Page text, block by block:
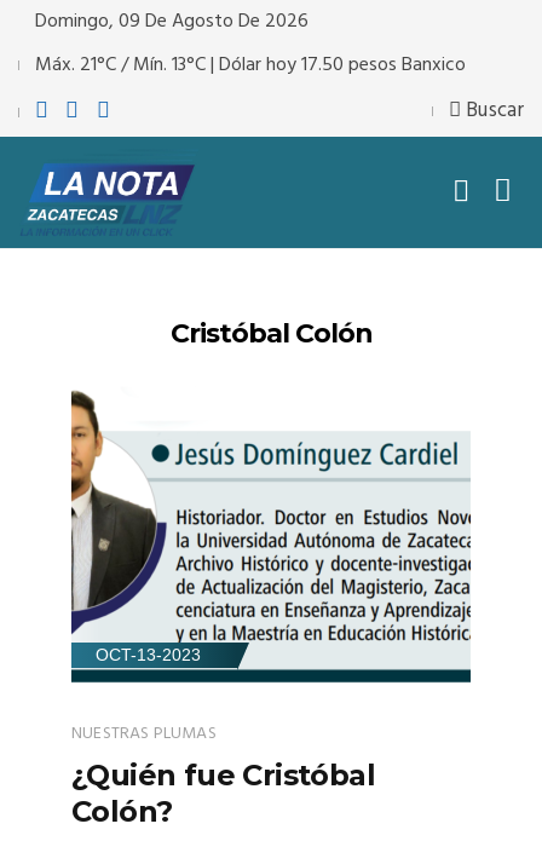
Domingo, 09 De Agosto De 2026
Máx. 21°C / Mín. 13°C | Dólar hoy 17.50 pesos Banxico
Buscar
Cristóbal Colón
OCT-13-2023
NUESTRAS PLUMAS
¿Quién fue Cristóbal
Colón?